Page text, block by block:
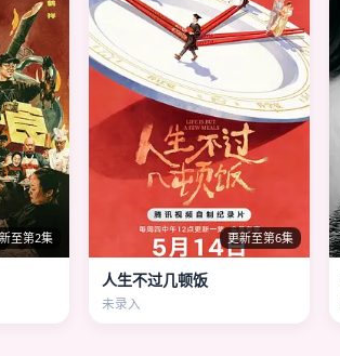
至第2集 更新至第6集
人生不过几顿饭
未录入